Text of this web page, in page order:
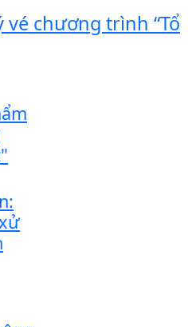
chương trình “Tổ